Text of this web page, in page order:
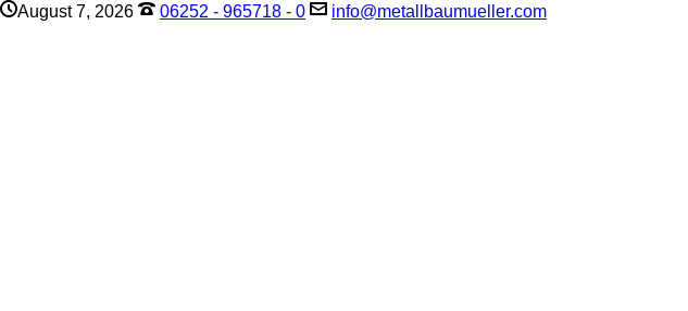
August 7, 2026 06252 - 965718 - 0 info@metallbaumueller.com